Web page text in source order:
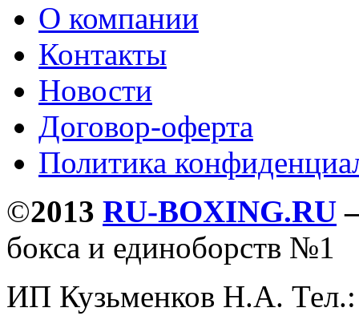
О компании
Контакты
Новости
Договор-оферта
Политика
©2013 RU-BOXING.RU
бокса и единоборств №1
ИП Кузьменков Н.А.